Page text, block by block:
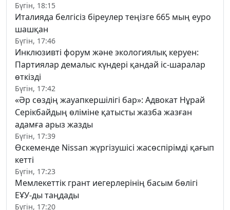
Бүгін, 18:15
Италияда белгісіз біреулер теңізге 665 мың еуро
шашқан
Бүгін, 17:46
Инклюзивті форум және экологиялық керуен:
Партиялар демалыс күндері қандай іс-шаралар
өткізді
Бүгін, 17:42
«Әр сөздің жауапкершілігі бар»: Адвокат Нұрай
Серікбайдың өліміне қатысты жазба жазған
адамға арыз жазды
Бүгін, 17:39
Өскеменде Nissan жүргізушісі жасөспірімді қағып
кетті
Бүгін, 17:23
Мемлекеттік грант иегерлерінің басым бөлігі
ЕҰУ-ды таңдады
Бүгін, 17:20